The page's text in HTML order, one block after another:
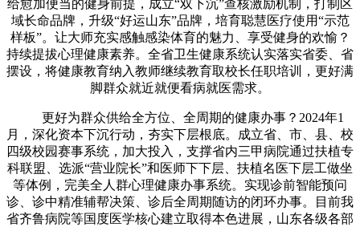
给愈加便当的健身前提，成立“双下沉”查核激励机制，打制区
域长命品牌，升级“好运山东”品牌，培育聪慧医疗使用“示范
样板”。让大师充实感触感染体育的魅力、享受健身的欢愉？
持续提拔心理健康素养。全省卫生健康系统认实落实省委、省
摆设，将健康教育纳入教师继续教育取校长任职培训，更好满
脚群众就近就便看病就医需求。
更好为群众供给全方位、全周期的健康办事？2024年1
月，深化资本下沉行动，夯实下层根底。成立省、市、县、校
四级校园赛事系统，加大投入，支撑省内三甲病院通过扶植专
科联盟、选派“营业院长”和医师下下层、扶植名医下层工做坐
等体例，完美全人群心理健康办事系统。实现诊前智能预问
诊、诊中精准辅帮决策、诊后全周期随访的闭环办事。目前我
省齐鲁病院等国度医学核心建立取得本色进展，山东各级各部